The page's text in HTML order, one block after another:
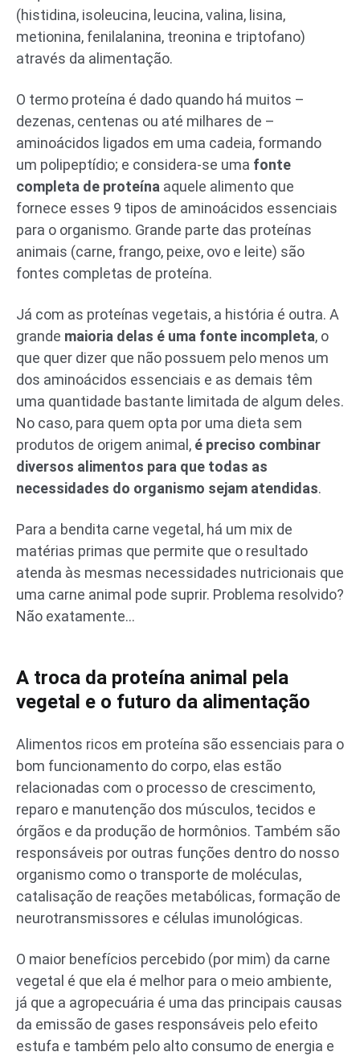
(histidina, isoleucina, leucina, valina, lisina,
metionina, fenilalanina, treonina e triptofano)
através da alimentação.
O termo proteína é dado quando há muitos –
dezenas, centenas ou até milhares de –
aminoácidos ligados em uma cadeia, formando
um polipeptídio; e considera-se uma fonte
completa de proteína aquele alimento que
fornece esses 9 tipos de aminoácidos essenciais
para o organismo. Grande parte das proteínas
animais (carne, frango, peixe, ovo e leite) são
fontes completas de proteína.
Já com as proteínas vegetais, a história é outra. A
grande maioria delas é uma fonte incompleta, o
que quer dizer que não possuem pelo menos um
dos aminoácidos essenciais e as demais têm
uma quantidade bastante limitada de algum deles.
No caso, para quem opta por uma dieta sem
produtos de origem animal, é preciso combinar
diversos alimentos para que todas as
necessidades do organismo sejam atendidas.
Para a bendita carne vegetal, há um mix de
matérias primas que permite que o resultado
atenda às mesmas necessidades nutricionais que
uma carne animal pode suprir. Problema resolvido?
Não exatamente…
A troca da proteína animal pela
vegetal e o futuro da alimentação
Alimentos ricos em proteína são essenciais para o
bom funcionamento do corpo, elas estão
relacionadas com o processo de crescimento,
reparo e manutenção dos músculos, tecidos e
órgãos e da produção de hormônios. Também são
responsáveis por outras funções dentro do nosso
organismo como o transporte de moléculas,
catalisação de reações metabólicas, formação de
neurotransmissores e células imunológicas.
O maior benefícios percebido (por mim) da carne
vegetal é que ela é melhor para o meio ambiente,
já que a agropecuária é uma das principais causas
da emissão de gases responsáveis pelo efeito
estufa e também pelo alto consumo de energia e